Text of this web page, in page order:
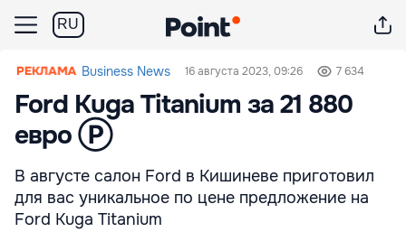
RU
Business News 16 августа 2023, 09:26 7 634
Ford Kuga Titanium за 21 880
евро Ⓟ
В августе салон Ford в Кишиневе приготовил
для вас уникальное по цене предложение на
Ford Kuga Titanium